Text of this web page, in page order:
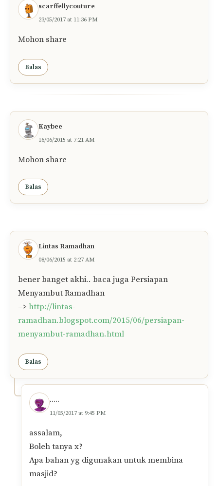
scarffellycouture
23/05/2017 at 11:36 PM
Mohon share
Balas
Kaybee
16/06/2015 at 7:21 AM
Mohon share
Balas
Lintas Ramadhan
08/06/2015 at 2:27 AM
bener banget akhi.. baca juga Persiapan
Menyambut Ramadhan
–> http://lintas-
ramadhan.blogspot.com/2015/06/persiapan-
menyambut-ramadhan.html
Balas
.....
11/05/2017 at 9:45 PM
assalam,
Boleh tanya x?
Apa bahan yg digunakan untuk membina
masjid?